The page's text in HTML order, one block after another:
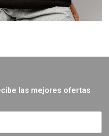
las mejores ofertas